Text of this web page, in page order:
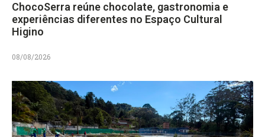
ChocoSerra reúne chocolate, gastronomia e
experiências diferentes no Espaço Cultural
Higino
08/08/2026